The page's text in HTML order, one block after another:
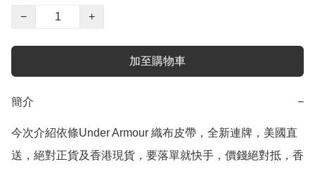
−
+
加至購物車
簡介 −
今次介紹依條Under Armour 織布皮帶，全新連牌，美國直
送，絕對正貨及香港現貨，要落單就快手，價錢絕對抵，香